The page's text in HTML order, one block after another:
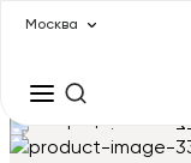
Москва